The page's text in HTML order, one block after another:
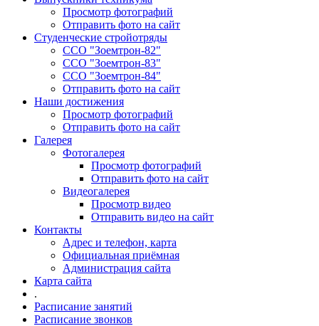
Просмотр фотографий
Отправить фото на сайт
Студенческие стройотряды
ССО "Зоемтрон-82"
ССО "Зоемтрон-83"
ССО "Зоемтрон-84"
Отправить фото на сайт
Наши достижения
Просмотр фотографий
Отправить фото на сайт
Галерея
Фотогалерея
Просмотр фотографий
Отправить фото на сайт
Видеогалерея
Просмотр видео
Отправить видео на сайт
Контакты
Адрес и телефон, карта
Официальная приёмная
Администрация сайта
Карта сайта
.
Расписание занятий
Расписание звонков